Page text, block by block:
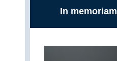
In memoriam